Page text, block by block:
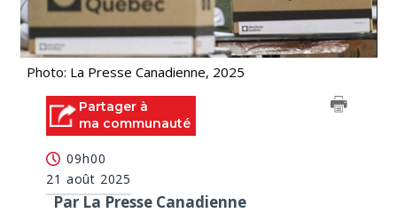
Photo: La Presse Canadienne, 2025
Partager à
ma communauté
09h00
21 août 2025
Par La Presse Canadienne